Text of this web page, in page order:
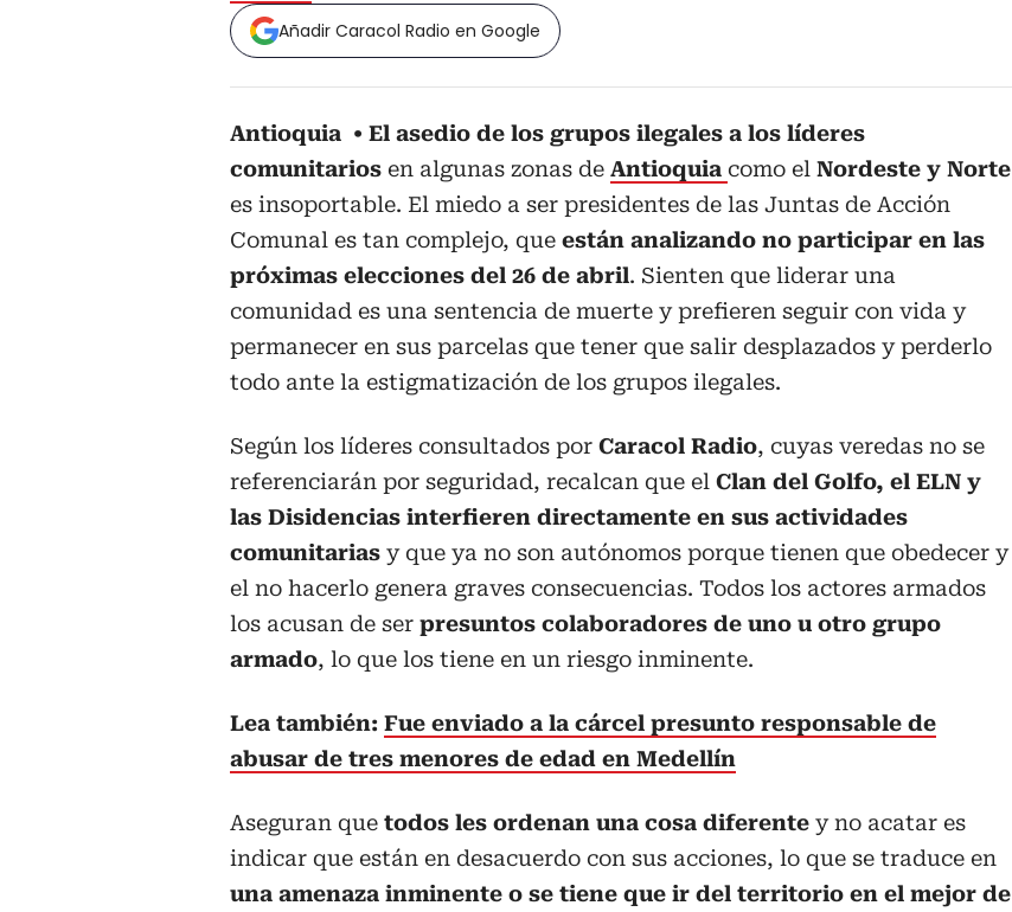
Añadir Caracol Radio en Google
Antioquia
El asedio de los grupos ilegales a los líderes
comunitarios en algunas zonas de Antioquia como el Nordeste y Norte
es insoportable. El miedo a ser presidentes de las Juntas de Acción
Comunal es tan complejo, que están analizando no participar en las
próximas elecciones del 26 de abril. Sienten que liderar una
comunidad es una sentencia de muerte y prefieren seguir con vida y
permanecer en sus parcelas que tener que salir desplazados y perderlo
todo ante la estigmatización de los grupos ilegales.
Según los líderes consultados por Caracol Radio, cuyas veredas no se
referenciarán por seguridad, recalcan que el Clan del Golfo, el ELN y
las Disidencias interfieren directamente en sus actividades
comunitarias y que ya no son autónomos porque tienen que obedecer y
el no hacerlo genera graves consecuencias. Todos los actores armados
los acusan de ser presuntos colaboradores de uno u otro grupo
armado, lo que los tiene en un riesgo inminente.
Lea también: Fue enviado a la cárcel presunto responsable de
abusar de tres menores de edad en Medellín
Aseguran que todos les ordenan una cosa diferente y no acatar es
indicar que están en desacuerdo con sus acciones, lo que se traduce en
una amenaza inminente o se tiene que ir del territorio en el mejor de